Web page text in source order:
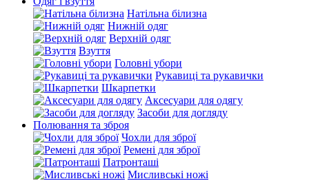
Натільна білизна
Нижній одяг
Верхній одяг
Взуття
Головні убори
Рукавиці та рукавички
Шкарпетки
Аксесуари для одягу
Засоби для догляду
Полювання та зброя
Чохли для зброї
Ремені для зброї
Патронташі
Мисливські ножі